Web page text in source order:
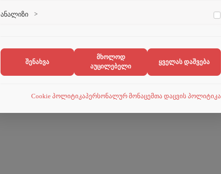
მარკეტინგული ქუქი-ფაილები გვეხმარება პერსონალიზებული
კონტენტისა და რეკლამების მიწოდებაში.
ანალიზი >
შენახვა
მხოლოდ
აუცილებელი
ყველას დაშვება
Cookie პოლიტიკაპერსონალურ მონაცემთა დაცვის პოლიტიკა